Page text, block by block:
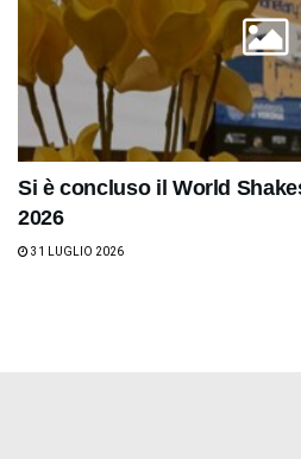
Si è concluso il World
2026
31 LUGLIO 2026